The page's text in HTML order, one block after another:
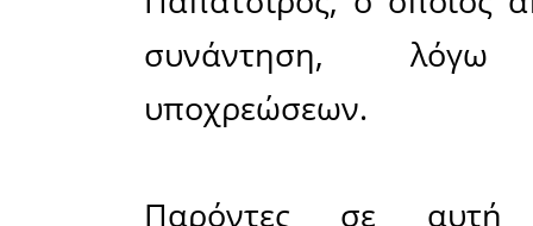
αυτή τη